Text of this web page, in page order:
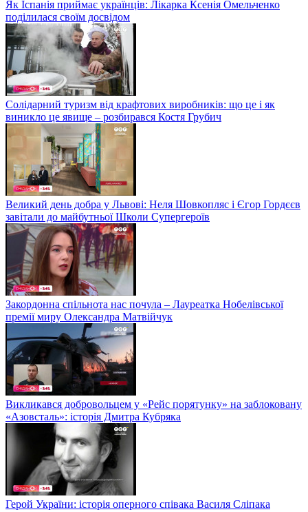
Як Іспанія приймає українців: Лікарка Ксенія Омельченко
поділилася своїм досвідом
Солідарний туризм від крафтових виробників: що це і як
виникло це явище – розбирався Костя Грубич
Великий день добра у Львові: Неля Шовкопляс і Єгор Гордєєв
завітали до майбутньої Школи Супергероїв
Закордонна спільнота нас почула – Лауреатка Нобелівської
премії миру Олександра Матвійчук
Викликався добровольцем у «Рейс порятунку» на заблоковану
«Азовсталь»: історія Дмитра Кубряка
Герой України: історія оперного співака Василя Сліпака